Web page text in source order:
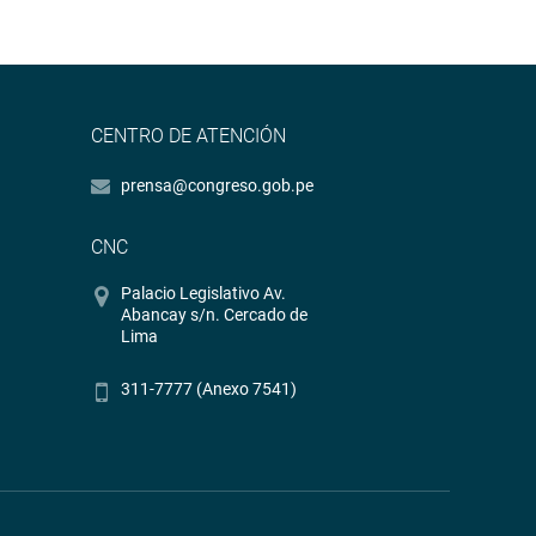
CENTRO DE ATENCIÓN
prensa@congreso.gob.pe
CNC
Palacio Legislativo Av.
Abancay s/n. Cercado de
Lima
311-7777 (Anexo 7541)